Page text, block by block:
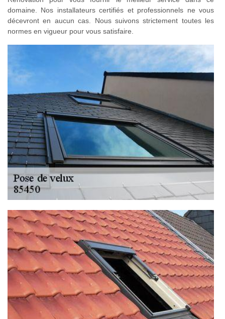
domaine. Nos installateurs certifiés et professionnels ne vous
décevront en aucun cas. Nous suivons strictement toutes les
normes en vigueur pour vous satisfaire.